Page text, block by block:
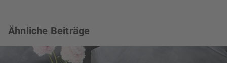
Ähnliche Beiträge